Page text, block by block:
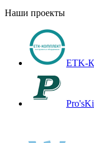
Наши проекты
ETK-